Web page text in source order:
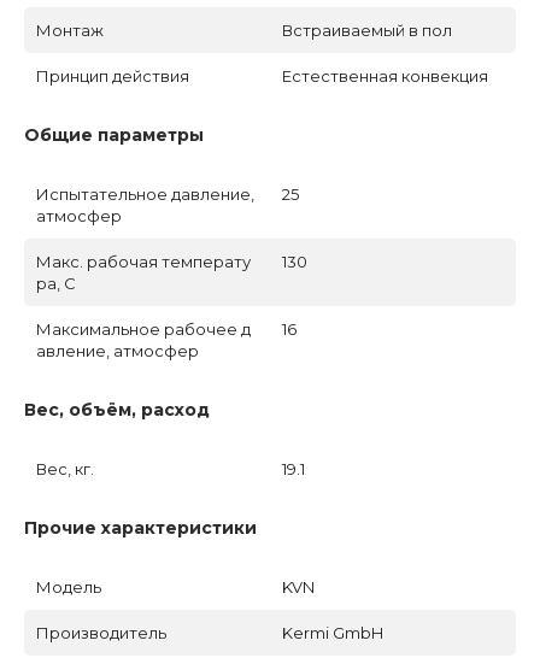
Монтаж Встраиваемый в пол
Принцип действия Естественная конвекция
Общие параметры
Испытательное давление,
атмосфер
25
Макс. рабочая температу
ра, C
130
Максимальное рабочее д
авление, атмосфер
16
Вес, объём, расход
Вес, кг. 19.1
Прочие характеристики
Модель KVN
Производитель Kermi GmbH